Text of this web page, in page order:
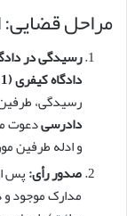
مراحل قضایی:
رسیدگی در
دادگاه کیفری (1 یا 2)
رسیدگی،
دادرسیدعوت
و ادله طرفین
صدور رأی:پس
مدارک موجود و